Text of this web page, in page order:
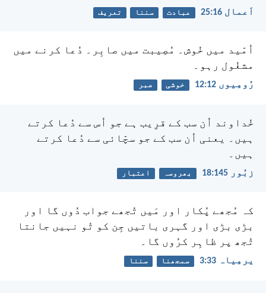
اَعمال 16:‏25 عبادت سننا تعریف
اُمّید میں خُوش۔ مُصِیبت میں صابِر۔ دُعا کرنے میں
مشغُول رہو۔
رُومِیوں 12:‏12 خوشی صبر
خُداوند اُن سب کے قرِیب ہے جو اُس سے دُعا کرتے
ہیں۔
یعنی اُن سب کے جو سچّائی سے دُعا کرتے
ہیں۔
زبُور 145:‏18 بھروسہ اعتبار
کہ مُجھے پُکار اور مَیں تُجھے جواب دُوں گا اور
بڑی بڑی اور گہری باتیں جِن کو تُو نہیں جانتا
تُجھ پر ظاہِر کرُوں گا۔
یرمِیاہ 33:‏3 سمجھنا سننا